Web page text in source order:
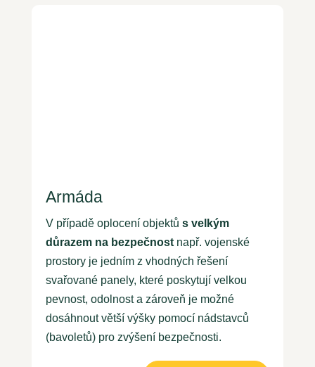
Armáda
V případě oplocení objektů s velkým
důrazem na bezpečnostnapř. vojenské
prostory je jedním z vhodných řešení
svařované panely, které poskytují velkou
pevnost, odolnost a zároveň je možné
dosáhnout větší výšky pomocí nádstavců
(bavoletů) pro zvýšení bezpečnosti.